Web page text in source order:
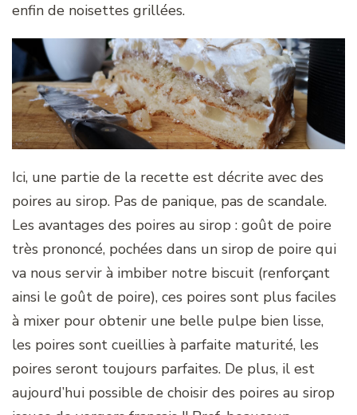
enfin de noisettes grillées.
Ici, une partie de la recette est décrite avec des
poires au sirop. Pas de panique, pas de scandale.
Les avantages des poires au sirop : goût de poire
très prononcé, pochées dans un sirop de poire qui
va nous servir à imbiber notre biscuit (renforçant
ainsi le goût de poire), ces poires sont plus faciles
à mixer pour obtenir une belle pulpe bien lisse,
les poires sont cueillies à parfaite maturité, les
poires seront toujours parfaites. De plus, il est
aujourd’hui possible de choisir des poires au sirop